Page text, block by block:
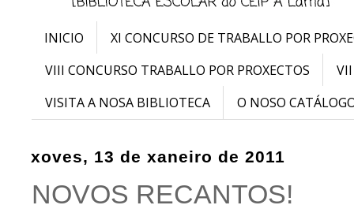
INICIO
XI CONCURSO DE TRABALLO POR
VIII CONCURSO TRABALLO POR PROXECTOS
VISITA A NOSA BIBLIOTECA
O NOSO
xoves, 13 de xaneiro de 2011
NOVOS RECANTOS!